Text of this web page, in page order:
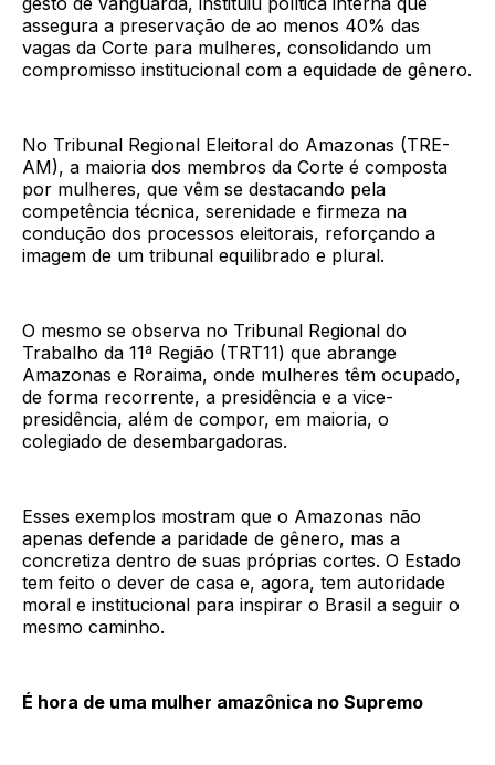
assegura a preservação de ao menos 40% das
vagas da Corte para mulheres, consolidando um
compromisso institucional com a equidade de gênero.
No Tribunal Regional Eleitoral do Amazonas (TRE-
AM), a maioria dos membros da Corte é composta
por mulheres, que vêm se destacando pela
competência técnica, serenidade e firmeza na
condução dos processos eleitorais, reforçando a
imagem de um tribunal equilibrado e plural.
O mesmo se observa no Tribunal Regional do
Trabalho da 11ª Região (TRT11) que abrange
Amazonas e Roraima, onde mulheres têm ocupado,
de forma recorrente, a presidência e a vice-
presidência, além de compor, em maioria, o
colegiado de desembargadoras.
Esses exemplos mostram que o Amazonas não
apenas defende a paridade de gênero, mas a
concretiza dentro de suas próprias cortes. O Estado
tem feito o dever de casa e, agora, tem autoridade
moral e institucional para inspirar o Brasil a seguir o
mesmo caminho.
É hora de uma mulher amazônica no Supremo